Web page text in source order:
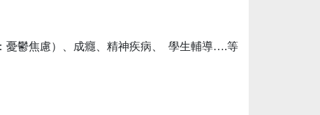
鬱焦慮）、成癮、精神疾病、 學生輔導….等